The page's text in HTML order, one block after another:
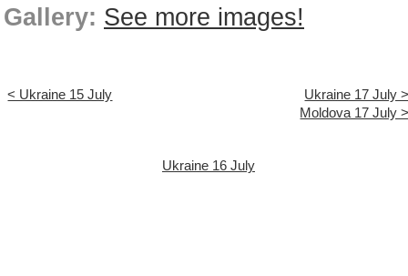
Gallery: See more images!
< Ukraine 15 July
Ukraine 17 July
Moldova 17 July
Ukraine 16 July